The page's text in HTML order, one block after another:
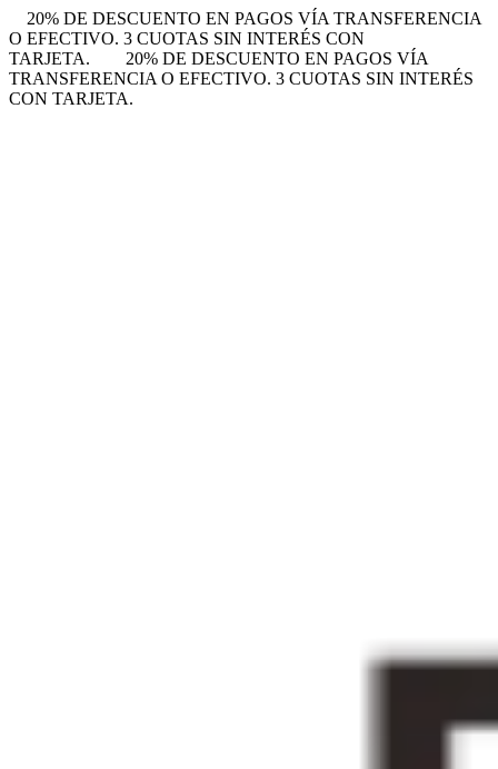
20% DE DESCUENTO EN PAGOS VÍA TRANSFERENCIA
O EFECTIVO. 3 CUOTAS SIN INTERÉS CON
TARJETA.
20% DE DESCUENTO EN PAGOS VÍA
TRANSFERENCIA O EFECTIVO. 3 CUOTAS SIN INTERÉS
CON TARJETA.